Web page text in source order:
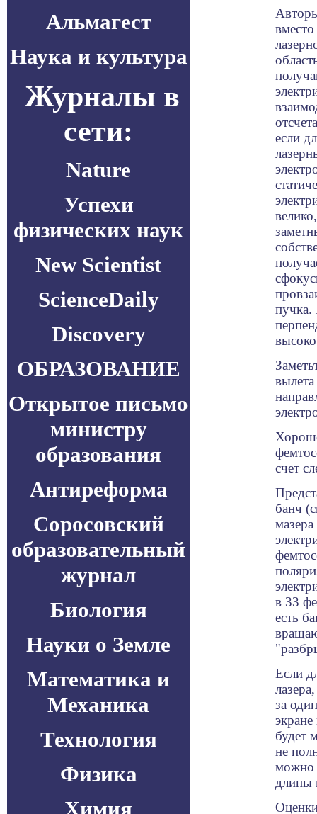
Альмагест
Наука и культура
Журналы в
сети:
Nature
Успехи
физических наук
New Scientist
ScienceDaily
Discovery
ОБРАЗОВАНИЕ
Открытое письмо
министру
образования
Антиреформа
Соросовский
образовательный
журнал
Биология
Науки о Земле
Математика и
Механика
Технология
Физика
Химия
если
пучка.
счет
банч
в 33
есть
Если
за
будет
не
можно
длины